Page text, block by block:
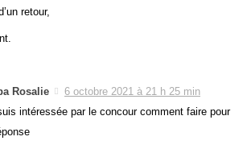
retour,
Rosalie
6 octobre 2021 à 21 h 25 min
intéressée par le concour comment faire pour